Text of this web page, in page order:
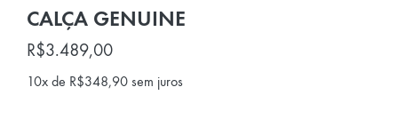
CALÇA GENUINE
R$3.489,00
10x de R$348,90 sem juros